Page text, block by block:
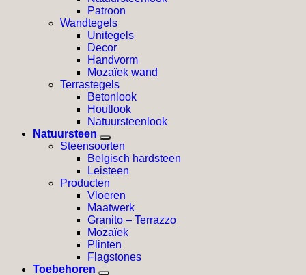
Patroon
Wandtegels
Unitegels
Decor
Handvorm
Mozaïek wand
Terrastegels
Betonlook
Houtlook
Natuursteenlook
Natuursteen
Steensoorten
Belgisch hardsteen
Leisteen
Producten
Vloeren
Maatwerk
Granito – Terrazzo
Mozaïek
Plinten
Flagstones
Toebehoren